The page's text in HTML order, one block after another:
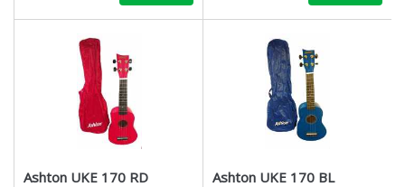
Ashton UKE 170 RD Ashton UKE 170 BL